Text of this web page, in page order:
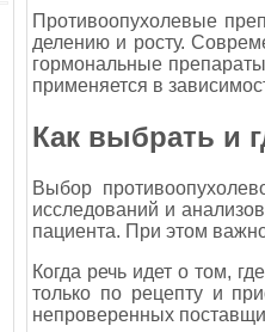
Противоопухолевые
делению и росту.
гормональные
применяется в
Как выбрать и
Выбор
исследований и
пациента. При этом
Когда речь идет о том,
только по рецепту и
непроверенных